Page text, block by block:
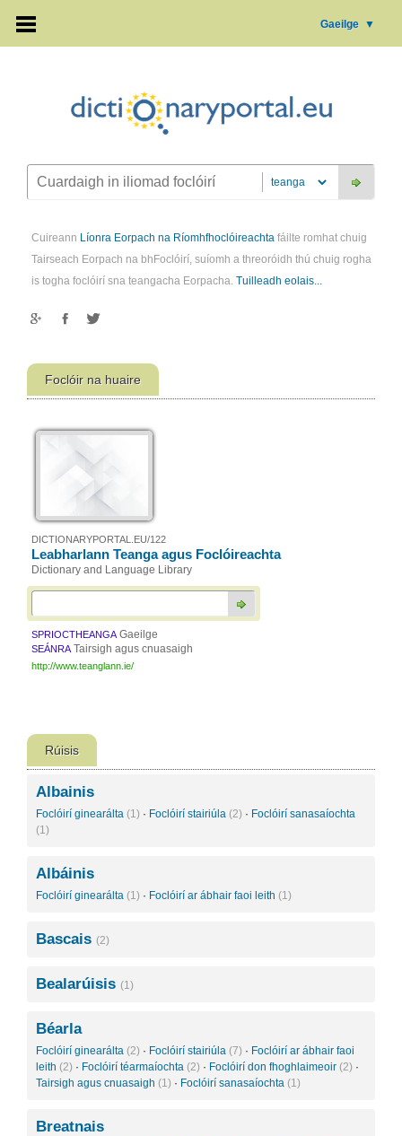
Gaeilge ▼
Cuireann Líonra Eorpach na Ríomhfhoclóireachta fáilte romhat chuig
Tairseach Eorpach na bhFoclóirí, suíomh a threoróidh thú chuig rogha
is togha foclóirí sna teangacha Eorpacha. Tuilleadh eolais...
Foclóir na huaire
DICTIONARYPORTAL.EU/122
Leabharlann Teanga agus Foclóireachta
Dictionary and Language Library
SPRIOCTHEANGA Gaeilge
SEÁNRA Tairsigh agus cnuasaigh
http://www.teanglann.ie/
Rúisis
Albainis
Foclóirí ginearálta (1) · Foclóirí stairiúla (2) · Foclóirí sanasaíochta
(1)
Albáinis
Foclóirí ginearálta (1) · Foclóirí ar ábhair faoi leith (1)
Bascais (2)
Bealarúisis (1)
Béarla
Foclóirí ginearálta (2) · Foclóirí stairiúla (7) · Foclóirí ar ábhair faoi
leith (2) · Foclóirí téarmaíochta (2) · Foclóirí don fhoghlaimeoir (2) ·
Tairsigh agus cnuasaigh (1) · Foclóirí sanasaíochta (1)
Breatnais